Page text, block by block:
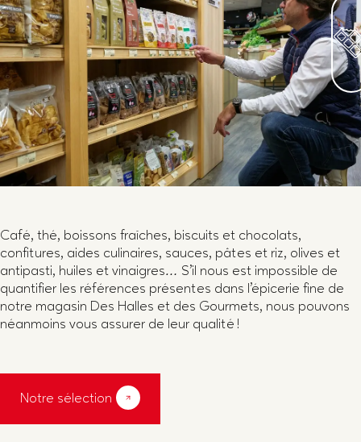
Café, thé, boissons fraîches, biscuits et chocolats,
confitures, aides culinaires, sauces, pâtes et riz, olives et
antipasti, huiles et vinaigres… S’il nous est impossible de
quantifier les références présentes dans l’épicerie fine de
notre magasin Des Halles et des Gourmets, nous pouvons
néanmoins vous assurer de leur qualité !
Notre sélection